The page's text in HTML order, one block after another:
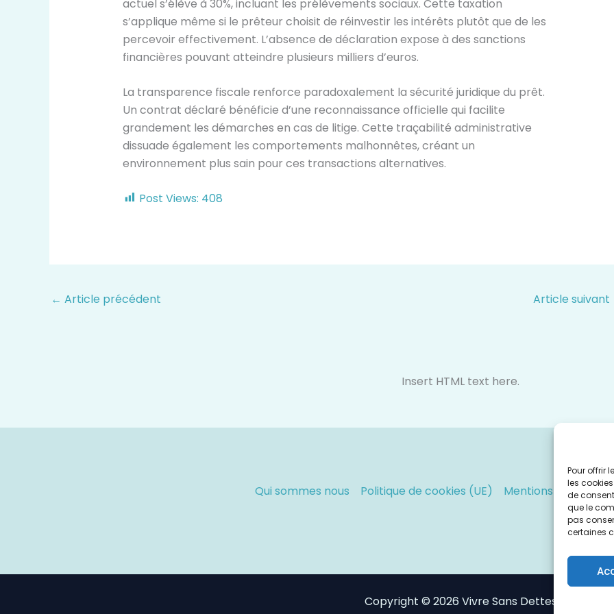
Pour offrir
les
de
que le
pas
certaines
actuel s’élève à 30%, incluant les prélèvements sociaux. Cette taxation
s’applique même si le prêteur choisit de réinvestir les intérêts plutôt que de les
percevoir effectivement. L’absence de déclaration expose à des sanctions
financières pouvant atteindre plusieurs milliers d’euros.
La transparence fiscale renforce paradoxalement la sécurité juridique du prêt.
Un contrat déclaré bénéficie d’une reconnaissance officielle qui facilite
grandement les démarches en cas de litige. Cette traçabilité administrative
dissuade également les comportements malhonnêtes, créant un
environnement plus sain pour ces transactions alternatives.
Post Views: 408
← Article précédent Article suivant
Insert HTML text here.
Qui sommes nous Politique de cookies (UE) Mentions légales
Copyright © 2026 Vivre Sans Dettes